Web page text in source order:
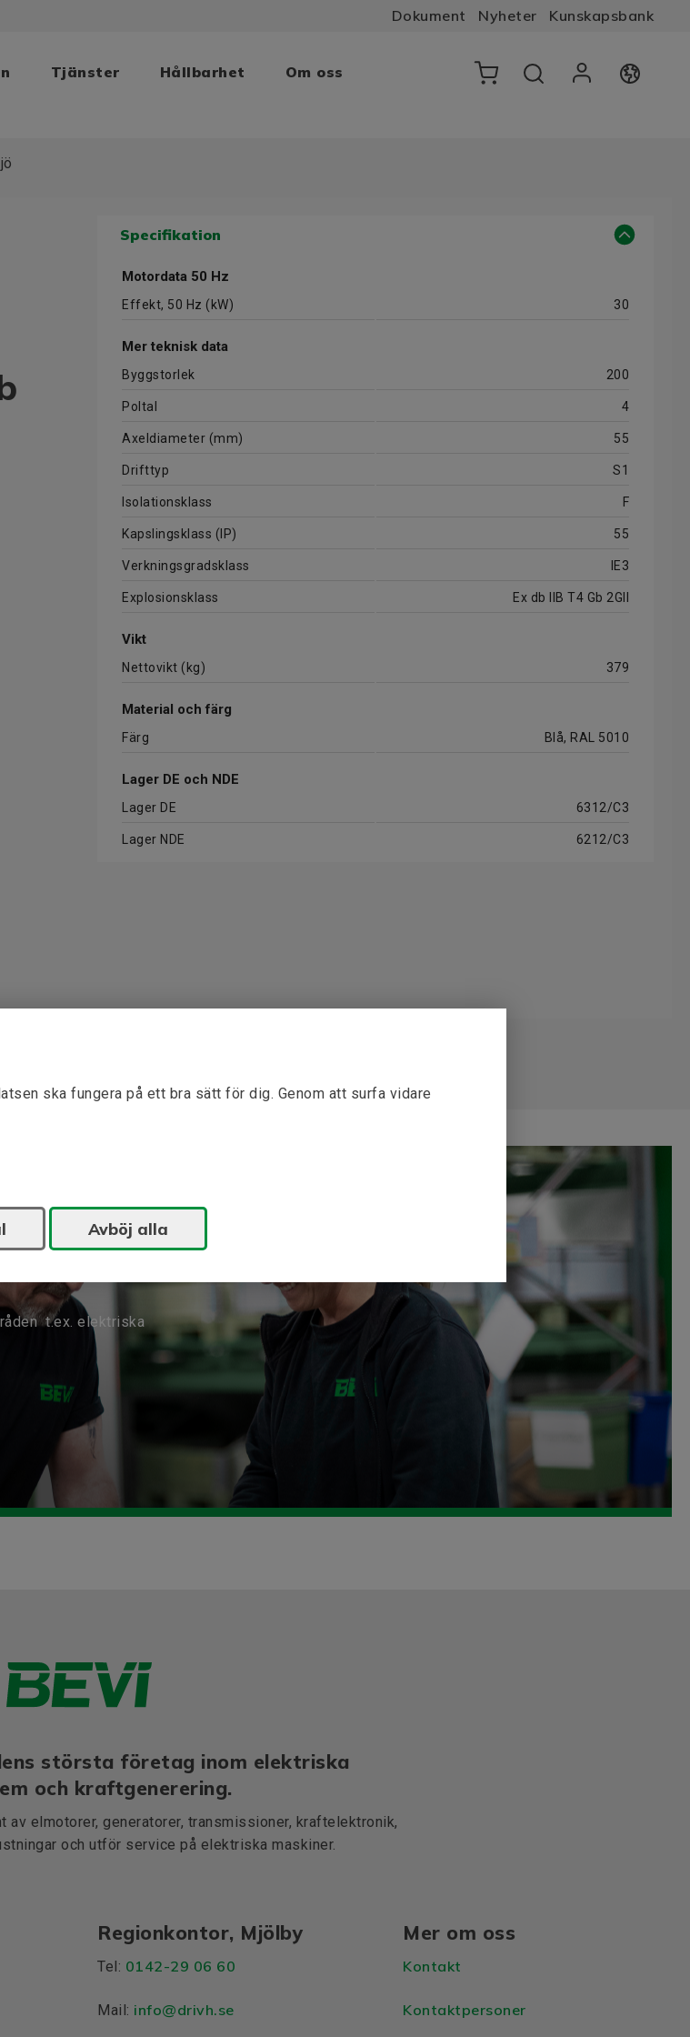
ska fungera på ett bra sätt för dig. Genom att surfa vidare
Avböj alla
Dokument Nyheter Kunskapsbank
Tjänster Hållbarhet Om oss
Specifikation
Motordata 50 Hz
Effekt, 50 Hz (kW) 30
Mer teknisk data
Byggstorlek 200
Poltal 4
Axeldiameter (mm) 55
Drifttyp S1
Isolationsklass F
Kapslingsklass (IP) 55
Verkningsgradsklass IE3
Explosionsklass Ex db IIB T4 Gb 2GII
Vikt
Nettovikt (kg) 379
Material och färg
Färg Blå, RAL 5010
Lager DE och NDE
Lager DE 6312/C3
Lager NDE 6212/C3
t.ex. elektriska
största företag inom elektriska
och kraftgenerering.
elmotorer, generatorer, transmissioner, kraftelektronik,
och utför service på elektriska maskiner.
Regionkontor, Mjölby
Tel: 0142-29 06 60
Mail: info@drivh.se
Mer om oss
Kontakt
Kontaktpersoner